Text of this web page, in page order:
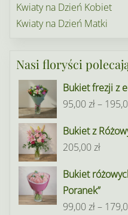
Kwiaty na Dzień Kobiet
Kwiaty na Dzień Matki
Nasi floryści
Bukiet frezji z
95,00zł–
Bukiet z
205,00zł
Bukiet
Poranek”
99,00zł–